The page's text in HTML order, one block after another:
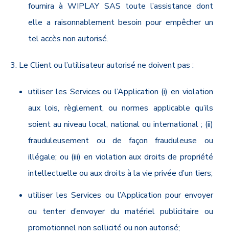
fournira à WIPLAY SAS toute l’assistance dont
elle a raisonnablement besoin pour empêcher un
tel accès non autorisé.
3. Le Client ou l’utilisateur autorisé ne doivent pas :
utiliser les Services ou l’Application (i) en violation
aux lois, règlement, ou normes applicable qu’ils
soient au niveau local, national ou international ; (ii)
frauduleusement ou de façon frauduleuse ou
illégale; ou (iii) en violation aux droits de propriété
intellectuelle ou aux droits à la vie privée d’un tiers;
utiliser les Services ou l’Application pour envoyer
ou tenter d’envoyer du matériel publicitaire ou
promotionnel non sollicité ou non autorisé;